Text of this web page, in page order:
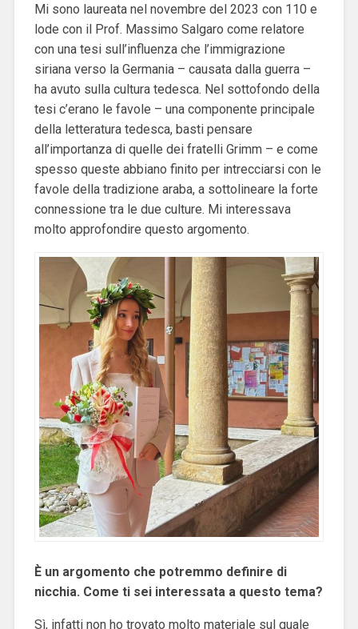
Mi sono laureata nel novembre del 2023 con 110 e
lode con il Prof. Massimo Salgaro come relatore
con una tesi sull’influenza che l’immigrazione
siriana verso la Germania – causata dalla guerra –
ha avuto sulla cultura tedesca. Nel sottofondo della
tesi c’erano le favole – una componente principale
della letteratura tedesca, basti pensare
all’importanza di quelle dei fratelli Grimm – e come
spesso queste abbiano finito per intrecciarsi con le
favole della tradizione araba, a sottolineare la forte
connessione tra le due culture. Mi interessava
molto approfondire questo argomento.
È un argomento che potremmo definire di
nicchia. Come ti sei interessata a questo tema?
Sì, infatti non ho trovato molto materiale sul quale